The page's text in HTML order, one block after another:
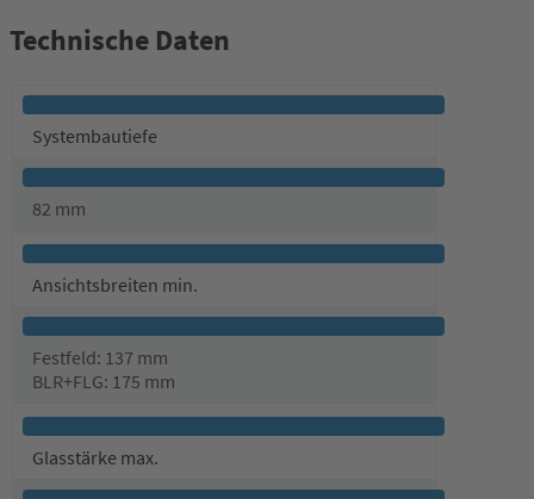
Technische Daten
Systembautiefe
82 mm
Ansichtsbreiten min.
Festfeld: 137 mm
BLR+FLG: 175 mm
Glasstärke max.